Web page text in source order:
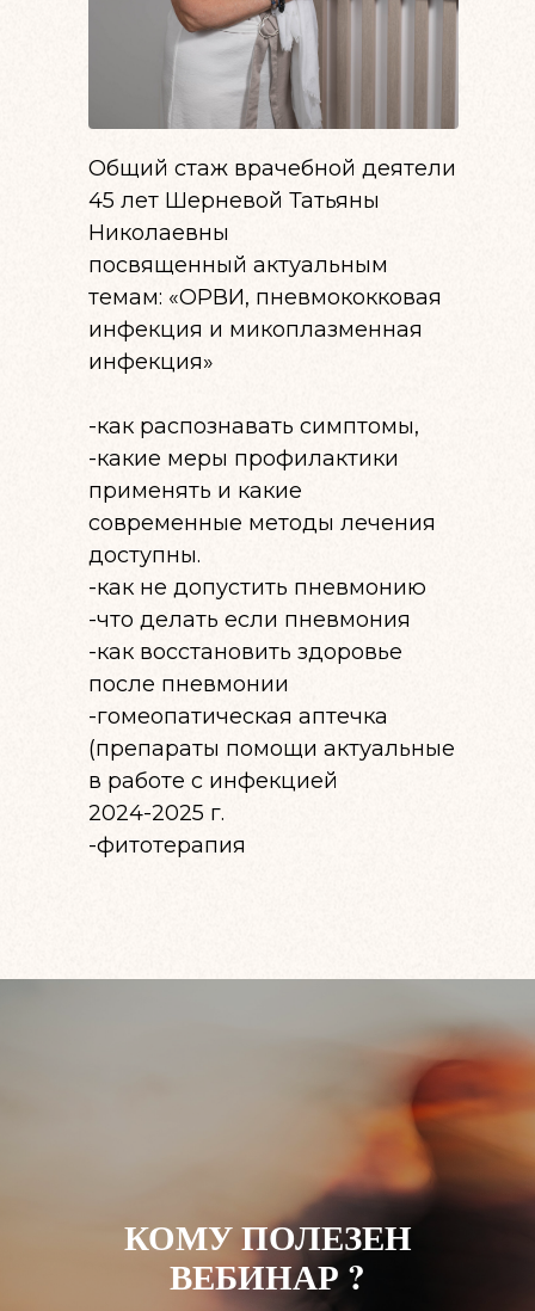
Общий стаж врачебной деятели
45 лет Шерневой Татьяны
Николаевны
посвященный актуальным
темам: «ОРВИ, пневмококковая
инфекция и микоплазменная
инфекция»
-как распознавать симптомы,
-какие меры профилактики
применять и какие
современные методы лечения
доступны.
-как не допустить пневмонию
-что делать если пневмония
-как восстановить здоровье
после пневмонии
-гомеопатическая аптечка
(препараты помощи актуальные
в работе с инфекцией
2024-2025 г.
-фитотерапия
КОМУ ПОЛЕЗЕН
ВЕБИНАР ?